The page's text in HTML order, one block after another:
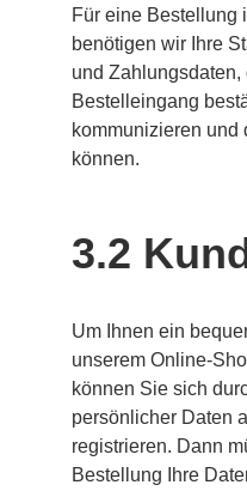
Für eine Bestellung
benötigen wir Ihre
und
Bestelleingang
kommunizieren
können.
3.2
Um Ihnen ein
unserem Online-
können Sie sich
persönlicher Daten
registrieren. Dann
Bestellung Ihre